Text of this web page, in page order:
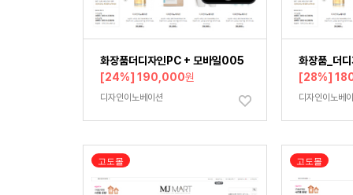
화장품더디자인PC + 모바일005
[24%] 190,000원
디자인이노베이션
화장품_더
[28%]
디자인이노베
고도몰 고도몰